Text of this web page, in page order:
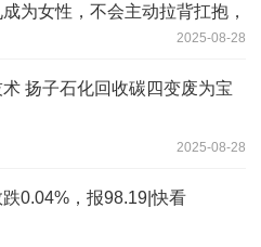
为女性，不会主动拉背扛抱，
2025-08-28
扬子石化回收碳四变废为宝
2025-08-28
0.04%，报98.19|快看